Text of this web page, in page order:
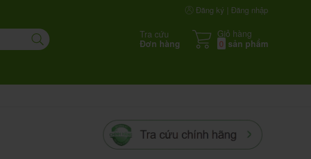
Đăng ký | Đăng nhập
Tra cứu
Đơn hàng
Giỏ hàng
0 sản phẩm